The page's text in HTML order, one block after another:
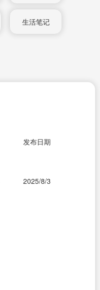
生活笔记
发布日期
2025/8/3